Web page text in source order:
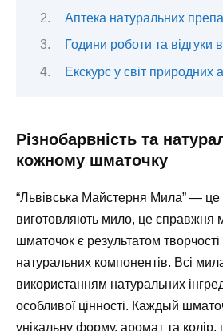
Аптека натуральних
Години роботи та відгуки
Екскурс у світ природних
Різнобарвність та
кожному шматочку
“Львівська Майстерня Мила” — це
виготовляють мило, це справжня
шматочок є результатом
натуральних компонентів. Всі
використанням натуральних
особливої цінності. Каждый
унікальну форму, аромат та